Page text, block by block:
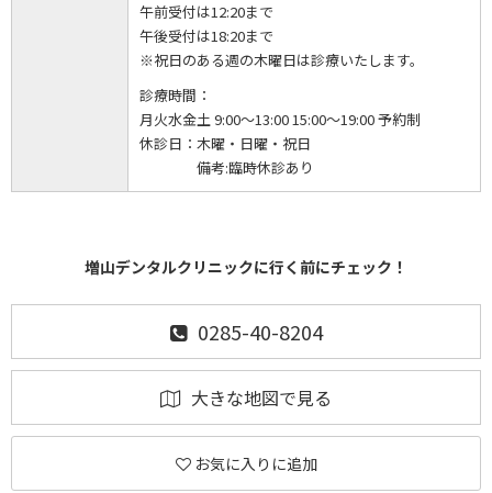
午前受付は12:20まで
午後受付は18:20まで
※祝日のある週の木曜日は診療いたします。
診療時間：
月火水金土 9:00～13:00 15:00～19:00 予約制
休診日： 木曜・日曜・祝日
備考:臨時休診あり
増山デンタルクリニックに行く前にチェック！
0285-40-8204
大きな地図で見る
お気に入りに追加